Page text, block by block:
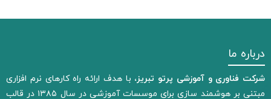
درباره ما
شرکت فناوری و آموزشی پرتو تبریز، با هدف ارائه راه کارهای نرم افزاری
مبتنی بر هوشمند سازی برای موسسات آموزشی در سال ۱۳۸۵ در قالب